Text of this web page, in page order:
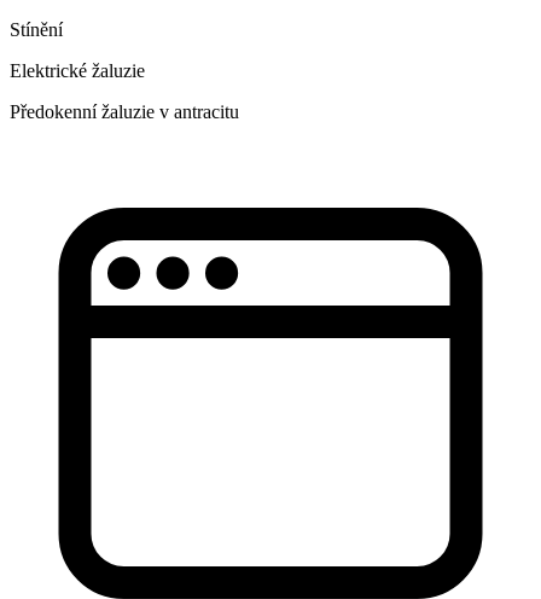
Stínění
Elektrické žaluzie
Předokenní žaluzie v antracitu